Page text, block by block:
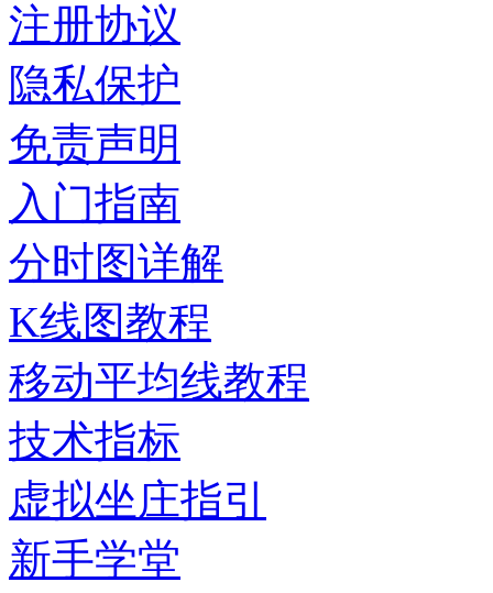
注册协议
隐私保护
免责声明
入门指南
分时图详解
K线图教程
移动平均线教程
技术指标
虚拟坐庄指引
新手学堂